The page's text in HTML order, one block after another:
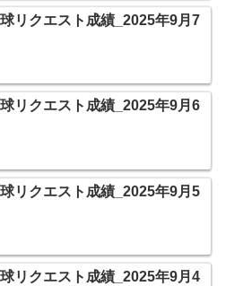
リクエスト成績_2025年9月7
リクエスト成績_2025年9月6
リクエスト成績_2025年9月5
リクエスト成績_2025年9月4